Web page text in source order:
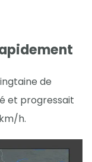
de
et progressait
h.